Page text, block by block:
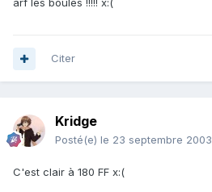
arf les boules !!!!! x:(
Citer
Kridge
Posté(e) le 23 septembre 2003
C'est clair à 180 FF x:(